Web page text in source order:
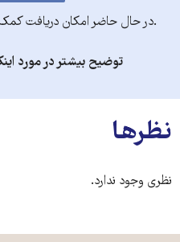
.در حال حاضر امکان دریافت
توضیح بیشتر در مورد
نظرها
نظری وجود ندارد.